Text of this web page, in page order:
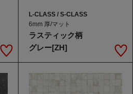
L-CLASS / S-CLASS
6mm 厚/マット
ラスティック柄
グレー[ZH]